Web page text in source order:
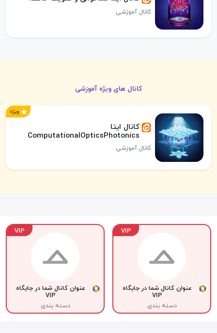
کانال آموزشی
کانال های ویژه آموزشی
ویژه
کانال ایتا
ComputationalOpticsPhotonics
کانال آموزشی
VIP
عنوان کانال شما در جایگاه
VIP
دسته بندی
VIP
عنوان کانال شما در جایگاه
VIP
دسته بندی